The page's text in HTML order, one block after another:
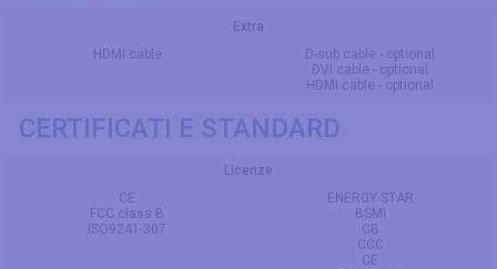
Extra
HDMI cable
D-sub cable - optional
DVI cable - optional
HDMI cable - optional
CERTIFICATI E STANDARD
Licenze
CE
FCC class B
ISO9241-307
ENERGY STAR
BSMI
CB
CCC
CE